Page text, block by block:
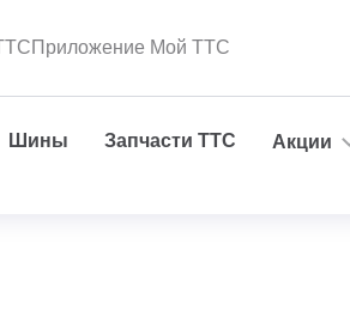
Приложение Мой ТТС
Шины Запчасти ТТС Акции